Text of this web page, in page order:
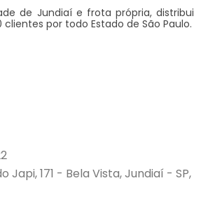
de Jundiaí e frota própria, distribui
por todo Estado de São Paulo.
Japi, 171 - Bela Vista, Jundiaí - SP,